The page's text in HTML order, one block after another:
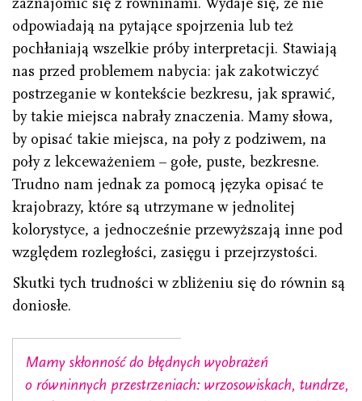
odpowiadają na pytające spojrzenia lub też
pochłaniają wszelkie próby interpretacji. Stawiają
nas przed problemem nabycia: jak zakotwiczyć
postrzeganie w kontekście bezkresu, jak sprawić,
by takie miejsca nabrały znaczenia. Mamy słowa,
by opisać takie miejsca, na poły z podziwem, na
poły z lekceważeniem – gołe, puste, bezkresne.
Trudno nam jednak za pomocą języka opisać te
krajobrazy, które są utrzymane w jednolitej
kolorystyce, a jednocześnie przewyższają inne pod
względem rozległości, zasięgu i przejrzystości.
Skutki tych trudności w zbliżeniu się do równin są
doniosłe.
Mamy skłonność do błędnych wyobrażeń
o równinnych przestrzeniach: wrzosowiskach, tundrze,